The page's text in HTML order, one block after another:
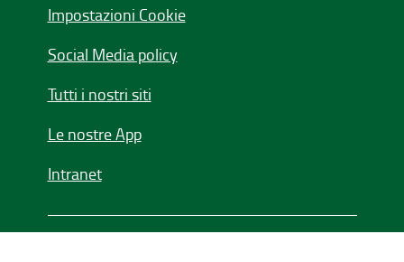
Impostazioni Cookie
Social Media policy
Tutti i nostri siti
Le nostre App
Intranet